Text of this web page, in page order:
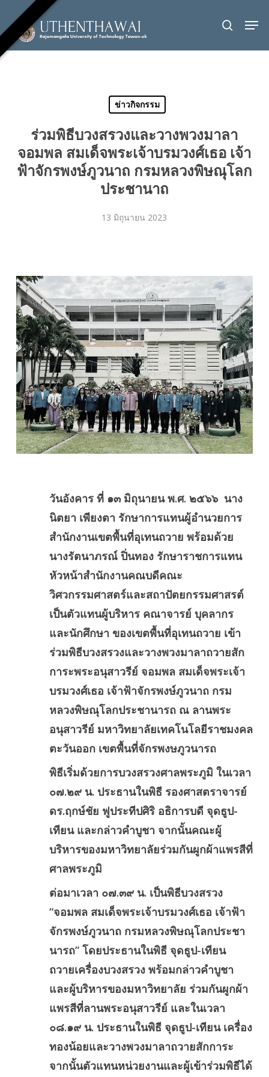
main
content
search
ข่าวกิจกรรม
ร่วมพิธีบวงสรวงและวางพวงมาลา
จอมพล สมเด็จพระเจ้าบรมวงศ์เธอ เจ้า
ฟ้าจักรพงษ์ภูวนาถ กรมหลวงพิษณุโลก
ประชานาถ
13 มิถุนายน 2023
วันอังคาร ที่ ๑๓ มิถุนายน พ.ศ. ๒๕๖๖ นาง
นิตยา เพียงตา รักษาการแทนผู้อำนวยการ
สำนักงานเขตพื้นที่อุเทนถวาย พร้อมด้วย
นางรัตนาภรณ์ ปิ่นทอง รักษาราชการแทน
หัวหน้าสำนักงานคณบดีคณะ
วิศวกรรมศาสตร์และสถาปัตยกรรมศาสรต์
เป็นตัวแทนผู้บริหาร คณาจารย์ บุคลากร
และนักศึกษา ของเขตพื้นที่อุเทนถวาย เข้า
ร่วมพิธีบวงสรวงและวางพวงมาลาถวายสัก
การะพระอนุสาวรีย์ จอมพล สมเด็จพระเจ้า
บรมวงศ์เธอ เจ้าฟ้าจักรพงษ์ภูวนาถ กรม
หลวงพิษณุโลกประชานารถ ณ ลานพระ
อนุสาวรีย์ มหาวิทยาลัยเทคโนโลยีราชมงคล
ตะวันออก เขตพื้นที่จักรพงษภูวนารถ
พิธีเริ่มด้วยการบวงสรวงศาลพระภูมิ ในเวลา
๐๗.๒๙ น. ประธานในพิธี รองศาสตราจารย์
ดร.ฤกษ์ชัย ฟูประทีปศิริ อธิการบดี จุดธูป-
เทียน และกล่าวคำบูชา จากนั้นคณะผู้
บริหารของมหาวิทยาลัยร่วมกันผูกผ้าแพรสีที่
ศาลพระภูมิ
ต่อมาเวลา ๐๗.๓๙ น. เป็นพิธีบวงสรวง
“จอมพล สมเด็จพระเจ้าบรมวงศ์เธอ เจ้าฟ้า
จักรพงษ์ภูวนาถ กรมหลวงพิษณุโลกประชา
นารถ” โดยประธานในพิธี จุดธูป-เทียน
ถวายเครื่องบวงสรวง พร้อมกล่าวคำบูชา
และผู้บริหารของมหาวิทยาลัย ร่วมกันผูกผ้า
แพรสีที่ลานพระอนุสาวรีย์ และในเวลา
๐๘.๑๙ น. ประธานในพิธี จุดธูป-เทียน เครื่อง
ทองน้อยและวางพวงมาลาถวายสักการะ
จากนั้นตัวแทนหน่วยงานและผู้เข้าร่วมพิธีได้
Menu